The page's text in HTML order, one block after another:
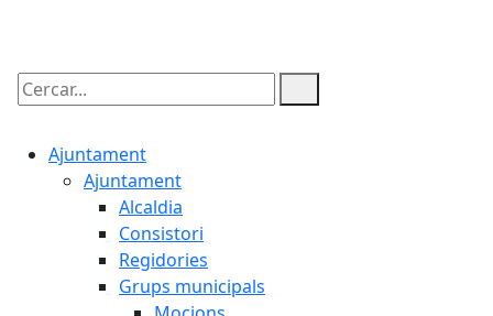
Cercar:
Ajuntament
Ajuntament
Alcaldia
Consistori
Regidories
Grups municipals